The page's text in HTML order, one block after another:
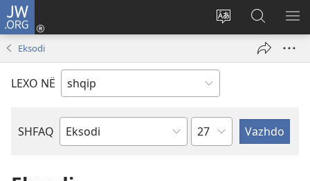
JW.ORG
Ndrysho
Hyr
me
dritare
Kërko
në
JW.ORG
Eksodi
LEXO NË
SHFAQ
Librit
Biblës
Kapitullit